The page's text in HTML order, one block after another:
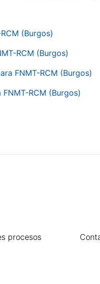
(Burgos)
RCM (Burgos)
FNMT-RCM (Burgos)
RCM (Burgos)
procesos